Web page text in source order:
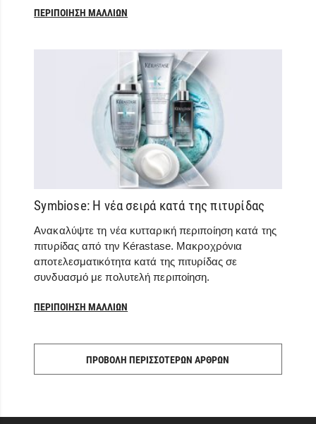
ΠΕΡΙΠΟΊΗΣΗ ΜΑΛΛΙΏΝ
Symbiose: Η νέα σειρά κατά της πιτυρίδας
Ανακαλύψτε τη νέα κυτταρική περιποίηση κατά της
πιτυρίδας από την Kérastase. Μακροχρόνια
αποτελεσματικότητα κατά της πιτυρίδας σε
συνδυασμό με πολυτελή περιποίηση.
ΠΕΡΙΠΟΊΗΣΗ ΜΑΛΛΙΏΝ
ΠΡΟΒΟΛΉ ΠΕΡΙΣΣΌΤΕΡΩΝ ΆΡΘΡΩΝ